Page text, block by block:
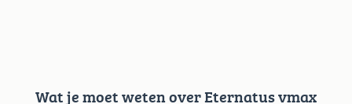
Wat je moet weten over Eternatus vmax